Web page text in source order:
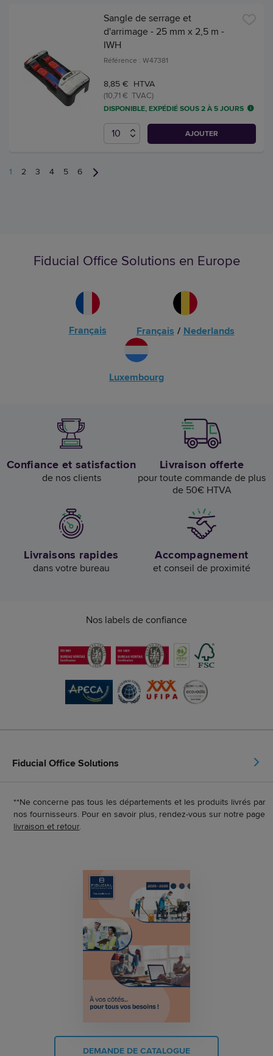
Sangle de serrage et
d'arrimage - 25 mm x 2,5 m -
IWH
Référence : W47381
8,85 € HTVA
(10,71 € TVAC)
DISPONIBLE, EXPÉDIÉ SOUS 2 À 5 JOURS
AJOUTER
1 2 3 4 5 6
Fiducial Office Solutions en Europe
Français Français / Nederlands
Luxembourg
Confiance et satisfaction
de nos clients
Livraison offerte
pour toute commande de plus
de 50€ HTVA
Livraisons rapides
dans votre bureau
Accompagnement
et conseil de proximité
Nos labels de confiance
Fiducial Office Solutions
**Ne concerne pas tous les départements et les produits livrés par
nos fournisseurs. Pour en savoir plus, rendez-vous sur notre page
livraison et retour.
DEMANDE DE CATALOGUE